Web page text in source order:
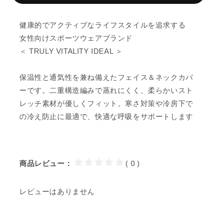
健康的でアクティブなライフスタイルを追求する
女性向けスポーツウェアブランド
＜ TRULY VITALITY IDEAL ＞
保温性と通気性を兼ね備えたフェイス＆ネックカバ
ーです。二重構造編みで蒸れにくく、柔らかいスト
レッチ素材が優しくフィット。寒さ対策や冷房下で
の冷え防止に最適で、快適な呼吸をサポートします
商品レビュー： ( 0 )
レビューはありません